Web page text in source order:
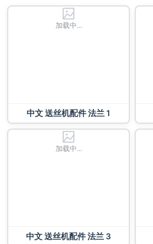
加载中...
中文 送丝机配件 法兰 1
加载中...
中文 送丝机配件 法兰 3